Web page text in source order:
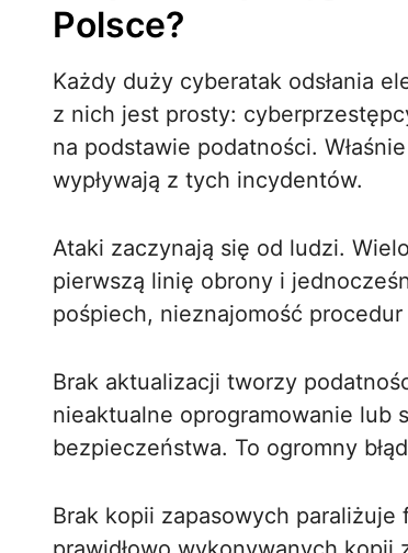
Polsce?
Każdy duży cyberatak odsłania
z nich jest prosty:
na podstawie podatności.
wypływają z tych incydentów.
Ataki zaczynają się od ludzi.
pierwszą linię obrony i
pośpiech, nieznajomość
Brak aktualizacji tworzy
nieaktualne oprogramowanie lub
bezpieczeństwa. To ogromny
Brak kopii zapasowych